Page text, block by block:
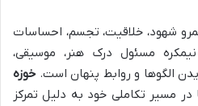
شهود، خلاقیت، تجسم، احساسات
مسئول درک هنر، موسیقی،
الگوها و روابط پنهان است. خوزه
مسیر تکاملی خود به دلیل تمرکز